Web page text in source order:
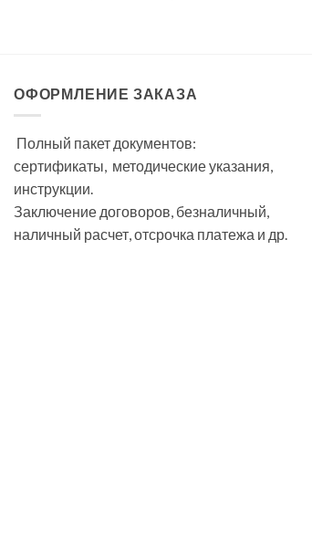
ОФОРМЛЕНИЕ ЗАКАЗА
Полный пакет документов:
сертификаты, методические указания,
инструкции.
Заключение договоров, безналичный,
наличный расчет, отсрочка платежа и др.